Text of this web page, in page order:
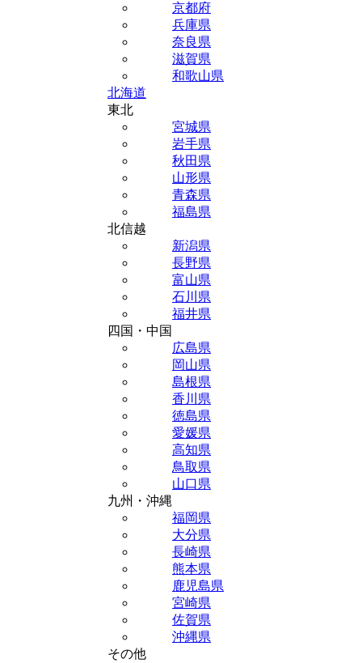
京都府
兵庫県
奈良県
滋賀県
和歌山県
北海道
東北
宮城県
岩手県
秋田県
山形県
青森県
福島県
北信越
新潟県
長野県
富山県
石川県
福井県
四国・中国
広島県
岡山県
島根県
香川県
徳島県
愛媛県
高知県
鳥取県
山口県
九州・沖縄
福岡県
大分県
長崎県
熊本県
鹿児島県
宮崎県
佐賀県
沖縄県
その他